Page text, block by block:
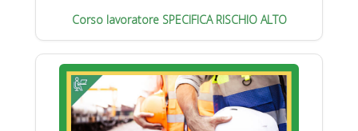
Corso lavoratore SPECIFICA RISCHIO ALTO